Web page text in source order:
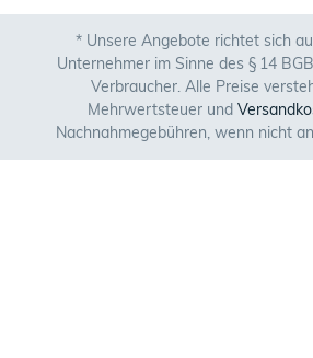
* Unsere Angebote richtet sich
Unternehmer im Sinne des § 14
Verbraucher. Alle Preise
Mehrwertsteuer und
Nachnahmegebühren, wenn nicht